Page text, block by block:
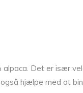
Det er især
hjælpe med at